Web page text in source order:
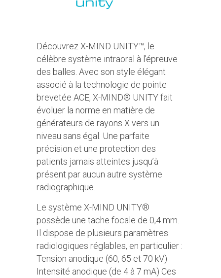
Découvrez X-MIND UNITY™, le
célèbre système intraoral à l’épreuve
des balles. Avec son style élégant
associé à la technologie de pointe
brevetée ACE, X-MIND® UNITY fait
évoluer la norme en matière de
générateurs de rayons X vers un
niveau sans égal. Une parfaite
précision et une protection des
patients jamais atteintes jusqu’à
présent par aucun autre système
radiographique.
Le système X-MIND UNITY®
possède une tache focale de 0,4 mm.
Il dispose de plusieurs paramètres
radiologiques réglables, en particulier :
Tension anodique (60, 65 et 70 kV)
Intensité anodique (de 4 à 7 mA) Ces